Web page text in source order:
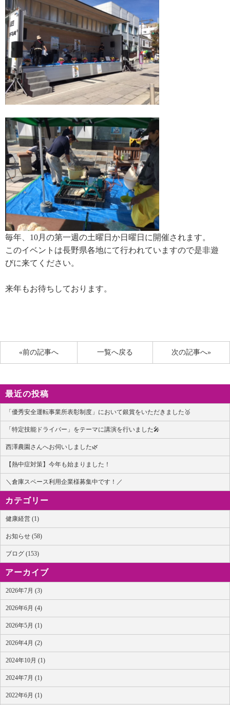
毎年、10月の第一週の土曜日か日曜日に開催されます。
このイベントは長野県各地にて行われていますので是非遊
びに来てください。
来年もお待ちしております。
«前の記事へ 次の記事へ»
一覧へ戻る
最近の投稿
「優秀安全運転事業所表彰制度」において銀賞をいただきました🥈
「特定技能ドライバー」をテーマに講演を行いました🎤
西澤農園さんへお伺いしました🌿
【熱中症対策】今年も始まりました！
＼倉庫スペース利用企業様募集中です！／
カテゴリー
健康経営 (1)
お知らせ (58)
ブログ (153)
アーカイブ
2026年7月 (3)
2026年6月 (4)
2026年5月 (1)
2026年4月 (2)
2024年10月 (1)
2024年7月 (1)
2022年6月 (1)